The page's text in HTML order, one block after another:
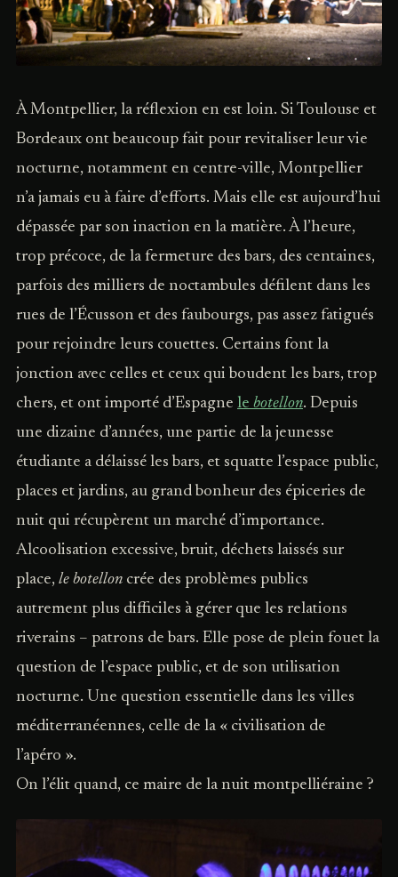
À Montpellier, la réflexion en est loin. Si Toulouse et
Bordeaux ont beaucoup fait pour revitaliser leur vie
nocturne, notamment en centre-ville, Montpellier
n’a jamais eu à faire d’efforts. Mais elle est aujourd’hui
dépassée par son inaction en la matière. À l’heure,
trop précoce, de la fermeture des bars, des centaines,
parfois des milliers de noctambules défilent dans les
rues de l’Écusson et des faubourgs, pas assez fatigués
pour rejoindre leurs couettes. Certains font la
jonction avec celles et ceux qui boudent les bars, trop
chers, et ont importé d’Espagne le botellon. Depuis
une dizaine d’années, une partie de la jeunesse
étudiante a délaissé les bars, et squatte l’espace public,
places et jardins, au grand bonheur des épiceries de
nuit qui récupèrent un marché d’importance.
Alcoolisation excessive, bruit, déchets laissés sur
place, le botellon crée des problèmes publics
autrement plus difficiles à gérer que les relations
riverains – patrons de bars. Elle pose de plein fouet la
question de l’espace public, et de son utilisation
nocturne. Une question essentielle dans les villes
méditerranéennes, celle de la « civilisation de
l’apéro ».
On l’élit quand, ce maire de la nuit montpelliéraine ?